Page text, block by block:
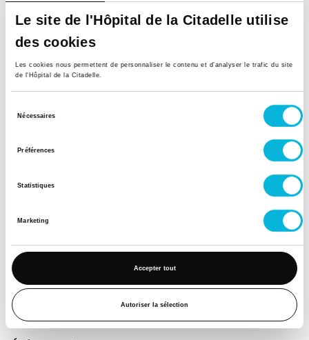
Le site de l'Hôpital de la Citadelle utilise
des cookies
Les cookies nous permettent de personnaliser le contenu et d’analyser le trafic du site
de l'Hôpital de la Citadelle.
Nécessaires
Préférences
Statistiques
Marketing
Accepter tout
Autoriser la sélection
Soutenez notre Fondation
Votre don à la Fondation permet de
financer des projets qui améliorent
directement le bien-être des patients et
Découvrir la Fondation
Jobs
Accès collaborateurs et médecins Citadelle
(Extranet)
Actualités